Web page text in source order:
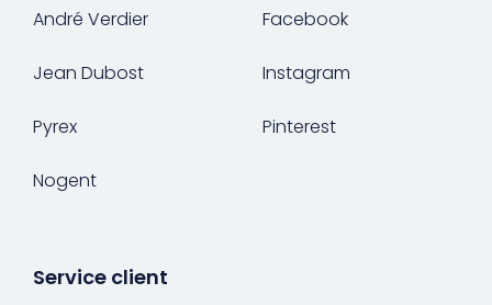
André Verdier
Jean Dubost
Pyrex
Nogent
Facebook
Instagram
Pinterest
Service client